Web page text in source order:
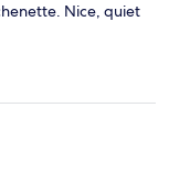
Nice, quiet